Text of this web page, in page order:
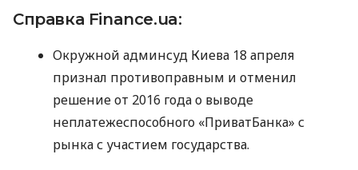
Справка Finance.ua:
Окружной админсуд Киева 18 апреля
признал противоправным и отменил
решение от 2016 года о выводе
неплатежеспособного «ПриватБанка» с
рынка с участием государства.